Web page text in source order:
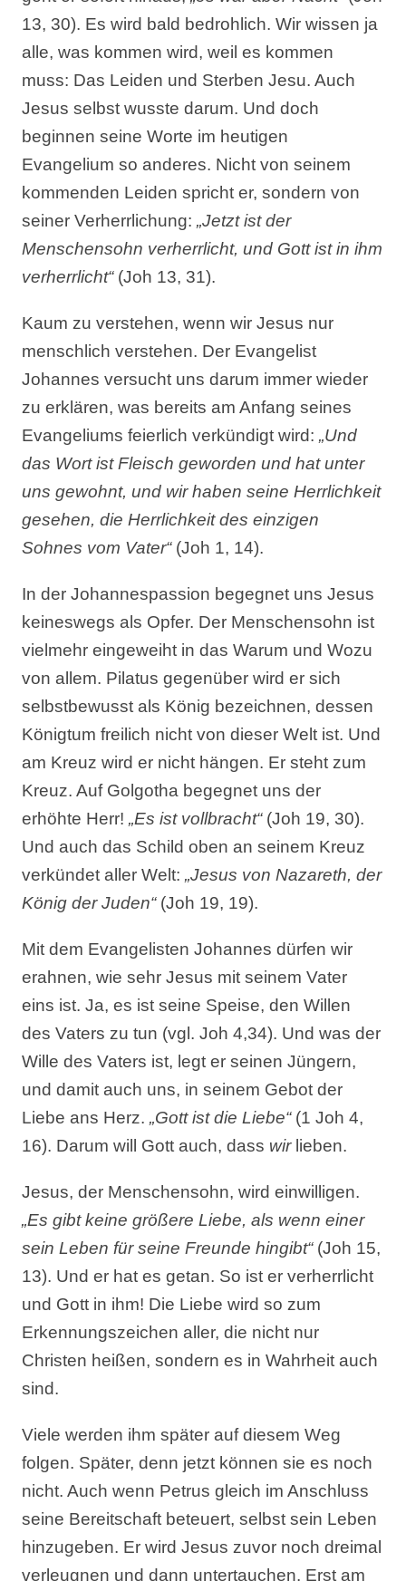
13, 30). Es wird bald bedrohlich. Wir wissen ja
alle, was kommen wird, weil es kommen
muss: Das Leiden und Sterben Jesu. Auch
Jesus selbst wusste darum. Und doch
beginnen seine Worte im heutigen
Evangelium so anderes. Nicht von seinem
kommenden Leiden spricht er, sondern von
seiner Verherrlichung:„Jetzt ist der
Menschensohn verherrlicht, und Gott ist in ihm
verherrlicht“ (Joh 13, 31).
Kaum zu verstehen, wenn wir Jesus nur
menschlich verstehen. Der Evangelist
Johannes versucht uns darum immer wieder
zu erklären, was bereits am Anfang seines
Evangeliums feierlich verkündigt wird:„Und
das Wort ist Fleisch geworden und hat unter
uns gewohnt, und wir haben seine Herrlichkeit
gesehen, die Herrlichkeit des einzigen
Sohnes vom Vater“ (Joh 1, 14).
In der Johannespassion begegnet uns Jesus
keineswegs als Opfer. Der Menschensohn ist
vielmehr eingeweiht in das Warum und Wozu
von allem. Pilatus gegenüber wird er sich
selbstbewusst als König bezeichnen, dessen
Königtum freilich nicht von dieser Welt ist. Und
am Kreuz wird er nicht hängen. Er steht zum
Kreuz. Auf Golgotha begegnet uns der
erhöhte Herr!„Es ist vollbracht“(Joh 19, 30).
Und auch das Schild oben an seinem Kreuz
verkündet aller Welt:„Jesus von Nazareth, der
König der Juden“ (Joh 19, 19).
Mit dem Evangelisten Johannes dürfen wir
erahnen, wie sehr Jesus mit seinem Vater
eins ist. Ja, es ist seine Speise, den Willen
des Vaters zu tun (vgl. Joh 4,34). Und was der
Wille des Vaters ist, legt er seinen Jüngern,
und damit auch uns, in seinem Gebot der
Liebe ans Herz.„Gott ist die Liebe“(1 Joh 4,
16). Darum will Gott auch, dass wirlieben.
Jesus, der Menschensohn, wird einwilligen.
„Es gibt keine größere Liebe, als wenn einer
sein Leben für seine Freunde hingibt“(Joh 15,
13). Und er hat es getan. So ist er verherrlicht
und Gott in ihm! Die Liebe wird so zum
Erkennungszeichen aller, die nicht nur
Christen heißen, sondern es in Wahrheit auch
sind.
Viele werden ihm später auf diesem Weg
folgen. Später, denn jetzt können sie es noch
nicht. Auch wenn Petrus gleich im Anschluss
seine Bereitschaft beteuert, selbst sein Leben
hinzugeben. Er wird Jesus zuvor noch dreimal
verleugnen und dann untertauchen. Erst am